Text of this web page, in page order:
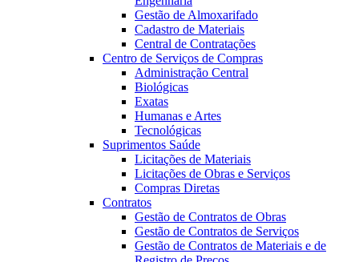
Gestão de Almoxarifado
Cadastro de Materiais
Central de Contratações
Centro de Serviços de Compras
Administração Central
Biológicas
Exatas
Humanas e Artes
Tecnológicas
Suprimentos Saúde
Licitações de Materiais
Licitações de Obras e Serviços
Compras Diretas
Contratos
Gestão de Contratos de Obras
Gestão de Contratos de Serviços
Gestão de Contratos de Materiais e de